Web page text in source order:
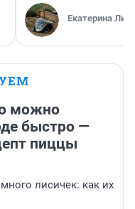
Екатерина
можно
быстро —
пиццы
лисичек: как их